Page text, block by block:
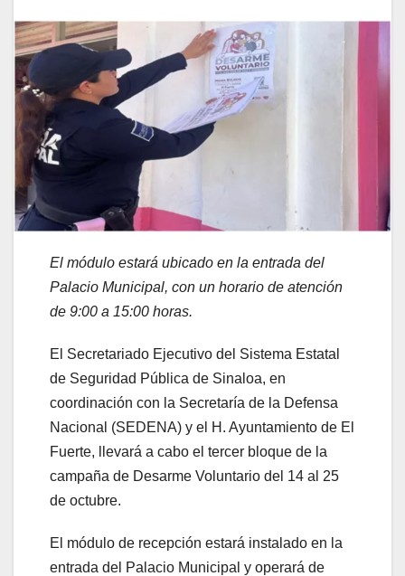
El módulo estará ubicado en la entrada del
Palacio Municipal, con un horario de atención
de 9:00 a 15:00 horas.
El Secretariado Ejecutivo del Sistema Estatal
de Seguridad Pública de Sinaloa, en
coordinación con la Secretaría de la Defensa
Nacional (SEDENA) y el H. Ayuntamiento de El
Fuerte, llevará a cabo el tercer bloque de la
campaña de Desarme Voluntario del 14 al 25
de octubre.
El módulo de recepción estará instalado en la
entrada del Palacio Municipal y operará de